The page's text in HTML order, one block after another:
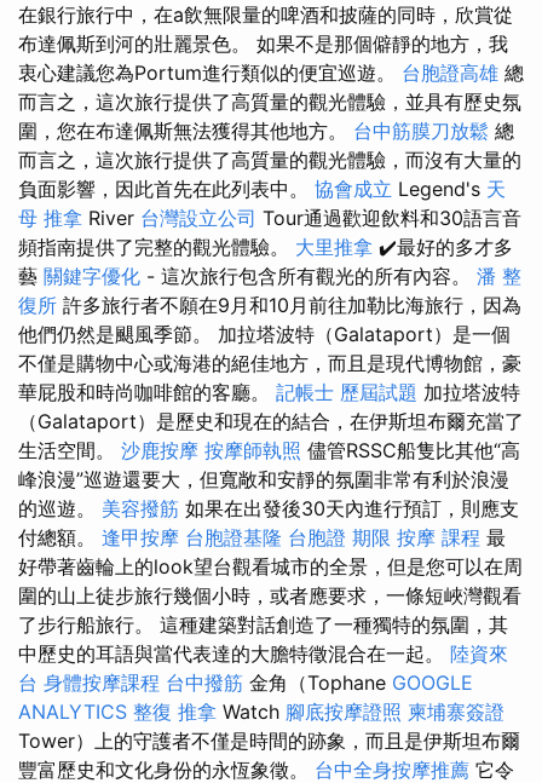
在銀行旅行中，在a飲無限量的啤酒和披薩的同時，欣賞從
布達佩斯到河的壯麗景色。 如果不是那個僻靜的地方，我
衷心建議您為Portum進行類似的便宜巡遊。 台胞證高雄 總
而言之，這次旅行提供了高質量的觀光體驗，並具有歷史氛
圍，您在布達佩斯無法獲得其他地方。 台中筋膜刀放鬆 總
而言之，這次旅行提供了高質量的觀光體驗，而沒有大量的
負面影響，因此首先在此列表中。 協會成立 Legend's 天
母 推拿 River 台灣設立公司 Tour通過歡迎飲料和30語言音
頻指南提供了完整的觀光體驗。 大里推拿 ✔️最好的多才多
藝 關鍵字優化 - 這次旅行包含所有觀光的所有內容。 潘 整
復所 許多旅行者不願在9月和10月前往加勒比海旅行，因為
他們仍然是颶風季節。 加拉塔波特（Galataport）是一個
不僅是購物中心或海港的絕佳地方，而且是現代博物館，豪
華屁股和時尚咖啡館的客廳。 記帳士 歷屆試題 加拉塔波特
（Galataport）是歷史和現在的結合，在伊斯坦布爾充當了
生活空間。 沙鹿按摩 按摩師執照 儘管RSSC船隻比其他“高
峰浪漫”巡遊還要大，但寬敞和安靜的氛圍非常有利於浪漫
的巡遊。 美容撥筋 如果在出發後30天內進行預訂，則應支
付總額。 逢甲按摩 台胞證基隆 台胞證 期限 按摩 課程 最
好帶著齒輪上的look望台觀看城市的全景，但是您可以在周
圍的山上徒步旅行幾個小時，或者應要求，一條短峽灣觀看
了步行船旅行。 這種建築對話創造了一種獨特的氛圍，其
中歷史的耳語與當代表達的大膽特徵混合在一起。 陸資來
台 身體按摩課程 台中撥筋 金角（Tophane GOOGLE
ANALYTICS 整復 推拿 Watch 腳底按摩證照 柬埔寨簽證
Tower）上的守護者不僅是時間的跡象，而且是伊斯坦布爾
豐富歷史和文化身份的永恆象徵。 台中全身按摩推薦 它令